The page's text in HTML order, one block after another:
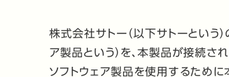
株式会社サトー（以下サトーという
ア製品という）を、本製品が接続さ
ソフトウェア製品を使用するため